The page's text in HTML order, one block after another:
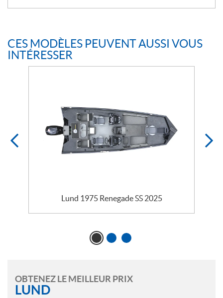
n
s
CES MODÈLES PEUVENT AUSSI VOUS
INTÉRESSER
Lund 1975 Renegade SS 2025
OBTENEZ LE MEILLEUR PRIX
LUND